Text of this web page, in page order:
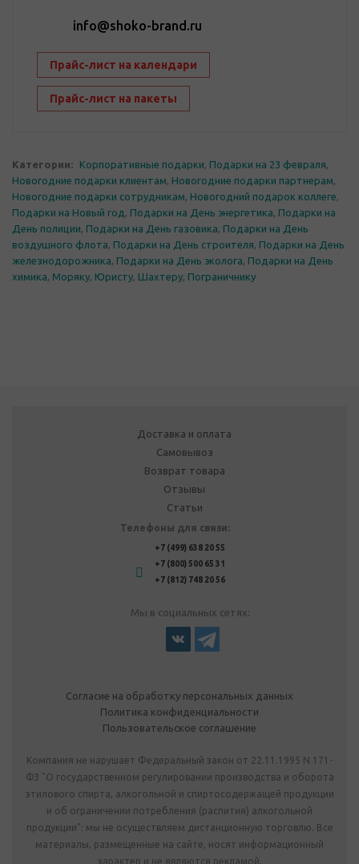
info@shoko-brand.ru
Прайс-лист на календари
Прайс-лист на пакеты
Категории: Корпоративные подарки, Подарки на 23 февраля,
Новогодние подарки клиентам, Новогодние подарки партнерам,
Новогодние подарки сотрудникам, Новогодний подарок коллеге,
Подарки на Новый год , Подарки на День энергетика, Подарки на
День полиции, Подарки на День газовика, Подарки на День
воздушного флота, Подарки на День строителя, Подарки на День
железнодорожника, Подарки на День эколога, Подарки на День
химика, Моряку, Юристу, Шахтеру, Пограничнику
Доставка и оплата
Самовывоз
Возврат товара
Отзывы
Статьи
Телефоны для связи:
+7 (499) 638 20 55
+7 (800) 500 65 31
+7 (812) 748 20 56
Мы в социальных сетях:
Согласие на обработку персональных данных
Политика конфиденциальности
Пользовательское соглашение
Компания не нарушает Федеральный закон от 22.11.1995 N 171-
ФЗ "О государственном регулировании производства и оборота
этилового спирта, алкогольной и спиртосодержащей продукции
и об ограничении потребления (распития) алкогольной
продукции": мы не осуществляем дистанционную торговлю. Все
материалы, размещенные на сайте, носят информационный
характер и не являются рекламой.